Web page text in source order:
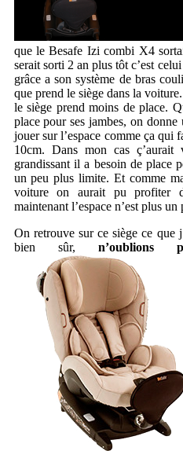
que le Besafe Izi combi X4
serait sorti 2 an plus tôt c’est
grâce a son système de bras
que prend le siège dans la
le siège prend moins de place.
place pour ses jambes, on
jouer sur l’espace comme ça qui
10cm. Dans mon cas
grandissant il a besoin de place
un peu plus limite. Et comme
voiture on aurait pu profiter
maintenant l’espace n’est plus un
On retrouve sur ce siège ce que
bien sûr, n’oublions